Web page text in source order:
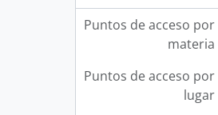
Puntos de acceso por
materia
Puntos de acceso por
lugar